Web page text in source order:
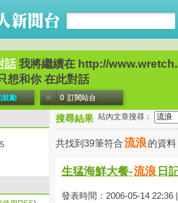
話 我將繼續在 http://
想和你 在此對話
鼓勵 0 訂閱站台
搜尋結果 站內文章搜尋：
共找到39筆符合流浪 的資料
生猛海鮮大餐-流浪 日
發表時間：2006-05-14 22:36